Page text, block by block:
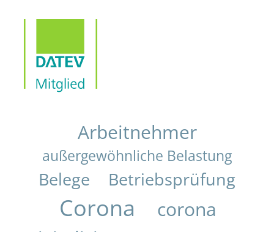
Arbeitnehmer
außergewöhnliche Belastung
Belege Betriebsprüfung
Corona
corona